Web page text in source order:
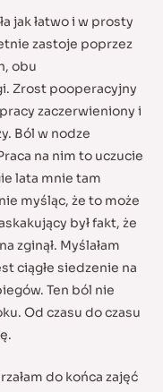
jak łatwo i w prosty
zastoje poprzez
obu
Zrost pooperacyjny
zaczerwieniony i
Ból w nodze
na nim to uczucie
lata mnie tam
myśląc, że to może
był fakt, że
zginął. Myślałam
ciągłe siedzenie na
Ten ból nie
Od czasu do czasu
do końca zajęć